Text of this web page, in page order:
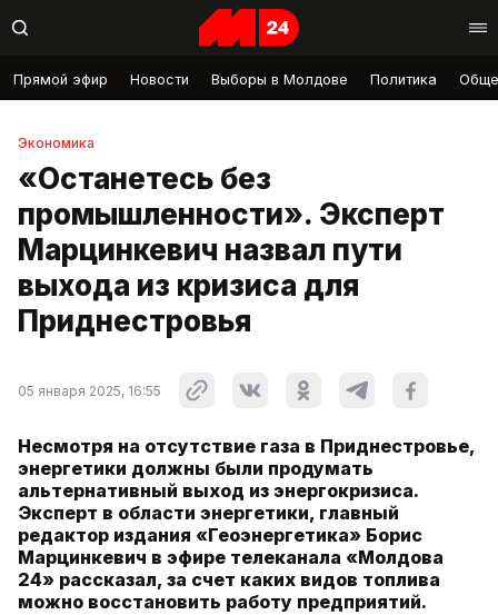
Прямой эфир Новости Выборы в Молдове Политика
Экономика
«Останетесь без
промышленности». Эксперт
Марцинкевич назвал пути
выхода из кризиса для
Приднестровья
05 января 2025, 16:55
Несмотря на отсутствие газа в Приднестровье,
энергетики должны были продумать
альтернативный выход из энергокризиса.
Эксперт в области энергетики, главный
редактор издания «Геоэнергетика» Борис
Марцинкевич в эфире телеканала «Молдова
24» рассказал, за счет каких видов топлива
можно восстановить работу предприятий.